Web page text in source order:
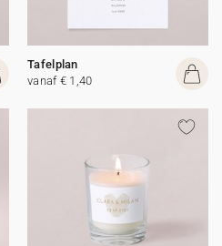
Tafelplan
vanaf € 1,40